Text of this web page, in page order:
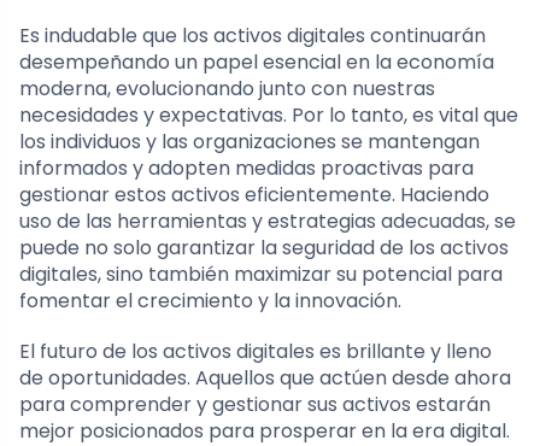
Es indudable que los activos digitales continuarán
desempeñando un papel esencial en la economía
moderna, evolucionando junto con nuestras
necesidades y expectativas. Por lo tanto, es vital que
los individuos y las organizaciones se mantengan
informados y adopten medidas proactivas para
gestionar estos activos eficientemente. Haciendo
uso de las herramientas y estrategias adecuadas, se
puede no solo garantizar la seguridad de los activos
digitales, sino también maximizar su potencial para
fomentar el crecimiento y la innovación.
El futuro de los activos digitales es brillante y lleno
de oportunidades. Aquellos que actúen desde ahora
para comprender y gestionar sus activos estarán
mejor posicionados para prosperar en la era digital.